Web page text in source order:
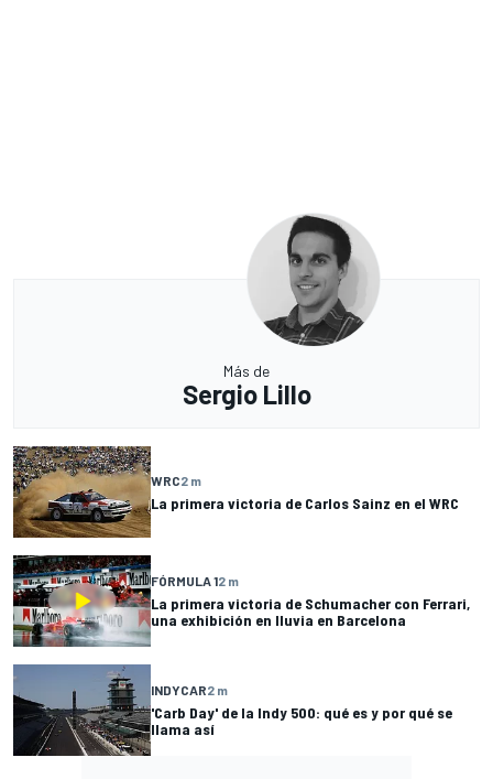
Más de
Sergio Lillo
WRC2 m
La primera victoria de Carlos Sainz en el WRC
FÓRMULA 12 m
La primera victoria de Schumacher con Ferrari,
una exhibición en lluvia en Barcelona
INDYCAR2 m
'Carb Day' de la Indy 500: qué es y por qué se
llama así